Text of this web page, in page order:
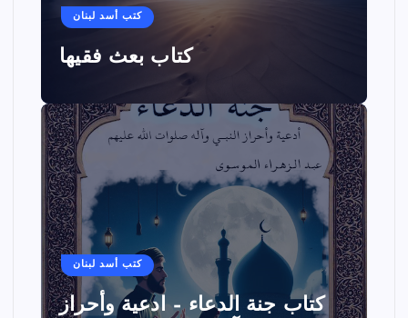
كتب أسد لبنان
كتاب بعث فقيها
كتب أسد لبنان
كتاب جنة الدعاء – ادعية وأحراز